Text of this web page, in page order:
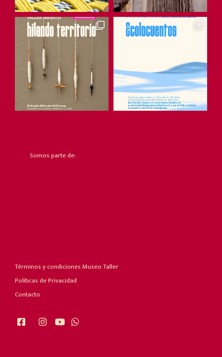
Somos parte de:
Términos y condiciones Museo Taller
Políticas de Privacidad
Contacto